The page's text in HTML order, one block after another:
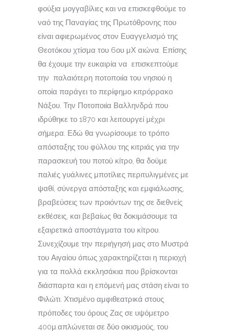
φούξια μογγαβίλιες και να επισκεφθούμε το
ναό της Παναγίας της Πρωτόθρονης που
είναι αφιερωμένος στον Ευαγγελισμό της
Θεοτόκου χτίσμα του 6ου μΧ αιώνα. Επίσης
θα έχουμε την ευκαιρία να επισκεπτούμε
την παλαιότερη ποτοποιία του νησιού η
οποία παράγει το περίφημο κιτρόρρακο
Νάξου. Την Ποτοποιία Βαλληνδρά που
ιδρύθηκε το 1870 και λειτουργεί μέχρι
σήμερα. Εδώ θα γνωρίσουμε το τρόπο
απόσταξης του φύλλου της κιτριάς για την
παρασκευή του ποτού κίτρο, θα δούμε
παλιές γυάλινες μποτίλιες περιτυλιγμένες με
ψαθί, σύνεργα απόσταξης και εμφιάλωσης,
βραβεύσεις των προιόντων της σε διεθνείς
εκθέσεις, και βεβαίως θα δοκιμάσουμε τα
εξαιρετικά αποστάγματα του κίτρου.
Συνεχίζουμε την περιήγησή μας στο Μυστρά
του Αιγαίου όπως χαρακτηρίζεται η περιοχή
για τα πολλά εκκλησάκια που βρίσκονται
διάσπαρτα και η επόμενή μας στάση είναι το
Φιλώτι. Χτισμένο αμφιθεατρικά στους
πρόποδες του όρους Ζας σε υψόμετρο
400μ.απλώνεται σε δύο οικισμούς, του